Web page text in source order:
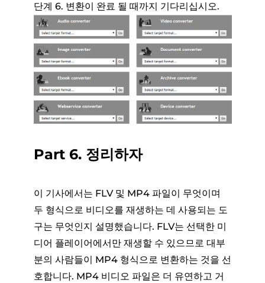
단계 6. 변환이 완료 될 때까지 기다리십시오.
Part 6. 정리하자
이 기사에서는 FLV 및 MP4 파일이 무엇이며
두 형식으로 비디오를 재생하는 데 사용되는 도
구는 무엇인지 설명했습니다. FLV는 선택한 미
디어 플레이어에서만 재생할 수 있으므로 대부
분의 사람들이 MP4 형식으로 변환하는 것을 선
호합니다. MP4 비디오 파일은 더 유연하고 거